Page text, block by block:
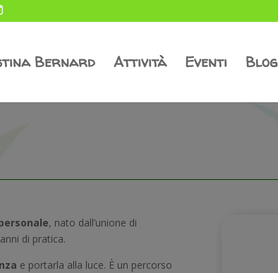
Bernard Attività Eventi Blog
, nato dall’unione di
di pratica.
e portarla alla luce. È un percorso